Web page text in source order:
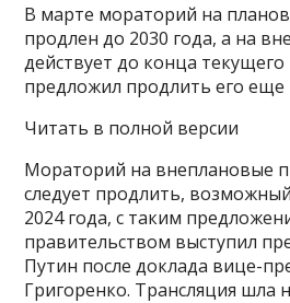
В марте мораторий на
продлен до 2030 года, а на
действует до конца текущего
предложил продлить его еще
Читать в полной версии
Мораторий на внеплановые
следует продлить,
2024 года, с таким
правительством выступил
Путин после доклада вице-
Григоренко. Трансляция шла